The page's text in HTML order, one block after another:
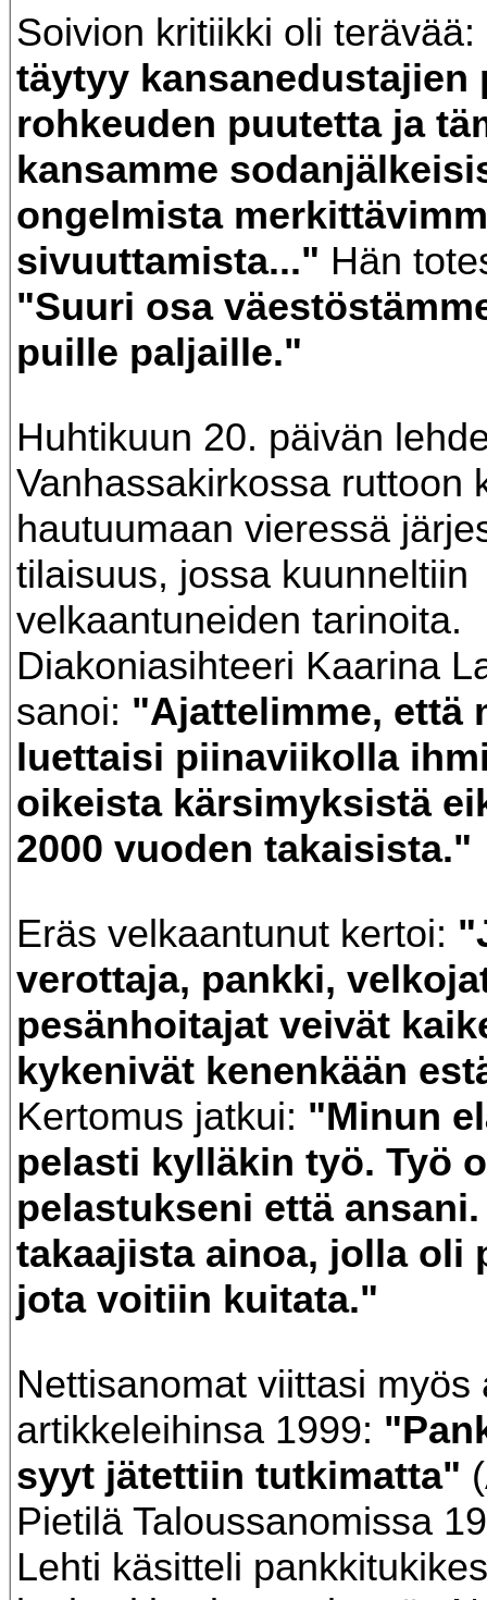
Soivion kritiikki oli terävää:
täytyy kansanedustajien
rohkeuden puutetta ja
kansamme
ongelmista
sivuuttamista..." Hän
"Suuri osa
puille paljaille."
Huhtikuun 20. päivän
Vanhassakirkossa ruttoon
hautuumaan vieressä
tilaisuus, jossa kuunneltiin
velkaantuneiden tarinoita.
Diakoniasihteeri Kaarina
sanoi: "Ajattelimme, että
luettaisi piinaviikolla
oikeista kärsimyksistä
2000 vuoden takaisista."
Eräs velkaantunut kertoi:
verottaja, pankki,
pesänhoitajat veivät
kykenivät kenenkään
Kertomus jatkui: "Minun
pelasti kylläkin työ. Työ
pelastukseni että
takaajista ainoa, jolla oli
jota voitiin kuitata."
Nettisanomat viittasi myös
artikkeleihinsa 1999:
syyt jätettiin tutkimatta"
Pietilä Taloussanomissa
Lehti käsitteli